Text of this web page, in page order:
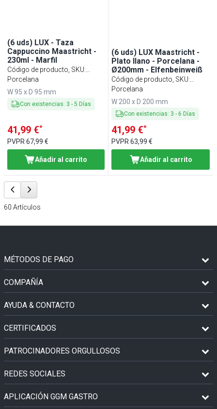
(6 uds) LUX - Taza
Cappuccino Maastricht -
230ml - Marfil
Código de producto, SKU:
CTLW23EB
Porcelana
W 95 x D 95 mm
Con existencias: 3 - 5 Días
41,99 €*
PVPR67,99 €
Añadir al carrito
(6 uds) LUX Maastricht -
Plato llano - Porcelana -
Ø200mm - Elfenbeinweiß
Código de producto, SKU:
CTFLW20EB
Porcelana
W 200 x D 200 mm
Con existencias: 3 - 6 Días
41,99 €*
PVPR63,99 €
Añadir al carrito
60 Artículos
MÉTODOS DE PAGO
COMPAÑÍA
AYUDA & CONTACTO
CERTIFICADOS
PATROCINADORES ORGULLOSOS
REDES SOCIALES
APLICACIÓN GGM GASTRO